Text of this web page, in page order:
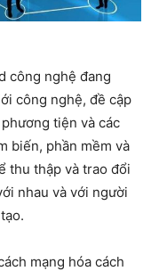
công nghệ đang
công nghệ, đề cập
tiện và các
biến, phần mềm và
thu thập và trao đổi
nhau và với người
mạng hóa cách